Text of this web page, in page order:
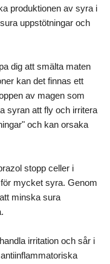
produktionen av syra i
uppstötningar och
dig att smälta maten
kan det finnas ett
av magen som
syran att fly och irritera
och kan orsaka
stopp celler i
mycket syra. Genom
minska sura
irritation och sår i